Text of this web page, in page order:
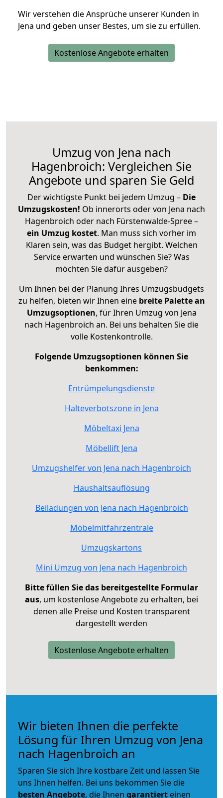
Wir verstehen die Ansprüche unserer Kunden in
Jena und geben unser Bestes, um sie zu erfüllen.
Kostenlose Angebote erhalten
Umzug von Jena nach
Hagenbroich: Vergleichen Sie
Angebote und sparen Sie Geld
Der wichtigste Punkt bei jedem Umzug – Die
Umzugskosten! Ob innerorts oder von Jena nach
Hagenbroich oder nach Fürstenwalde-Spree –
ein Umzug kostet. Man muss sich vorher im
Klaren sein, was das Budget hergibt. Welchen
Service erwarten und wünschen Sie? Was
möchten Sie dafür ausgeben?
Um Ihnen bei der Planung Ihres Umzugsbudgets
zu helfen, bieten wir Ihnen eine breite Palette an
Umzugsoptionen, für Ihren Umzug von Jena
nach Hagenbroich an. Bei uns behalten Sie die
volle Kostenkontrolle.
Folgende Umzugsoptionen können Sie
benkommen:
Entrümpelungsdienste
Halteverbotszone in Jena
Möbeltaxi Jena
Möbellift Jena
Umzugshelfer von Jena nach Hagenbroich
Haushaltsauflösung
Beiladungen von Jena nach Hagenbroich
Möbelmitfahrzentrale
Umzugskartons
Mini Umzug von Jena nach Hagenbroich
Bitte füllen Sie das bereitgestellte Formular
aus, um kostenlose Angebote zu erhalten, bei
denen alle Preise und Kosten transparent
dargestellt werden
Kostenlose Angebote erhalten
Wir bieten Ihnen die perfekte
Lösung für Ihren Umzug von Jena
nach Hagenbroich an
Sparen Sie sich Ihre kostbare Zeit und lassen Sie
uns Ihnen helfen. Bei uns bekommen Sie die
besten Angebote, die Ihnen garantiert einen